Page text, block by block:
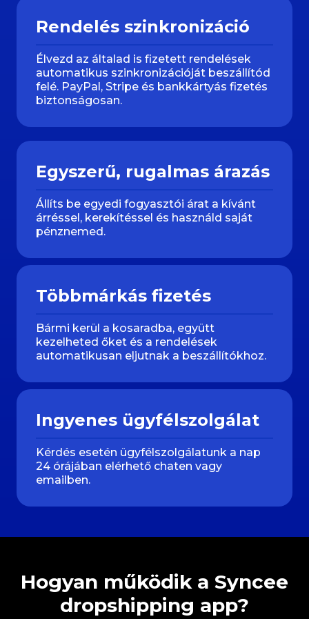
Rendelés szinkronizáció
Élvezd az általad is fizetett rendelések
automatikus szinkronizációját beszállítód
felé. PayPal, Stripe és bankkártyás fizetés
biztonságosan.
Egyszerű, rugalmas árazás
Állíts be egyedi fogyasztói árat a kívánt
árréssel, kerekítéssel és használd saját
pénznemed.
Többmárkás fizetés
Bármi kerül a kosaradba, együtt
kezelheted őket és a rendelések
automatikusan eljutnak a beszállítókhoz.
Ingyenes ügyfélszolgálat
Kérdés esetén ügyfélszolgálatunk a nap
24 órájában elérhető chaten vagy
emailben.
Hogyan működik a Syncee
dropshipping app?